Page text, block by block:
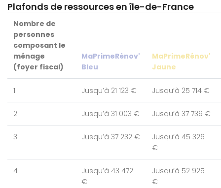
Plafonds de ressources en île-de-France
Nombre de
personnes
composant le
ménage
(foyer fiscal)
MaPrimeRénov'
Bleu
MaPrimeRénov'
Jaune
1 Jusqu’à 21 123 € Jusqu’à 25 714 €
2 Jusqu’à 31 003 € Jusqu’à 37 739 €
3 Jusqu’à 37 232 €
Jusqu’à 45 326
€
4
Jusqu’à 43 472
€
Jusqu’à 52 925
€